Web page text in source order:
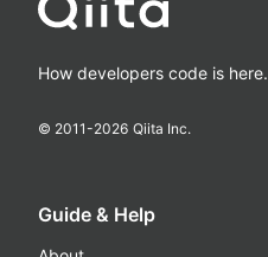
How developers code is here.
© 2011-2026 Qiita Inc.
Guide & Help